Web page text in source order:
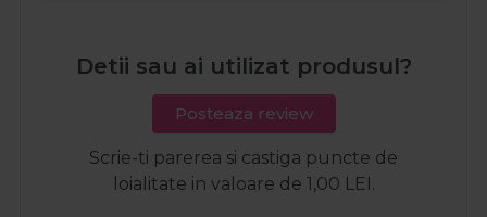
Detii sau ai utilizat produsul?
Posteaza review
Scrie-ti parerea si castiga puncte de
loialitate in valoare de 1,00 LEI.